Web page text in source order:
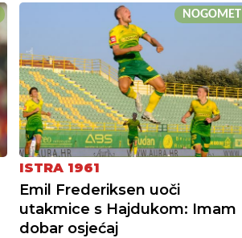
NOGOMET
ISTRA 1961
Emil Frederiksen uoči
utakmice s Hajdukom: Imam
dobar osjećaj